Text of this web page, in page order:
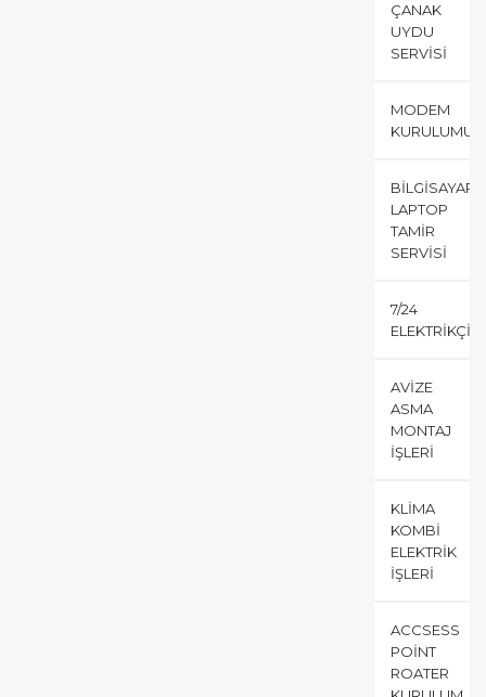
ÇANAK
UYDU
SERVISI
MODEM
KURULUMU
BILGISAYAR
LAPTOP
TAMIR
SERVISI
7/24
ELEKTRIKÇI
AVIZE
ASMA
MONTAJ
İŞLERI
KLIMA
KOMBI
ELEKTRIK
İŞLERI
ACCSESS
POINT
ROATER